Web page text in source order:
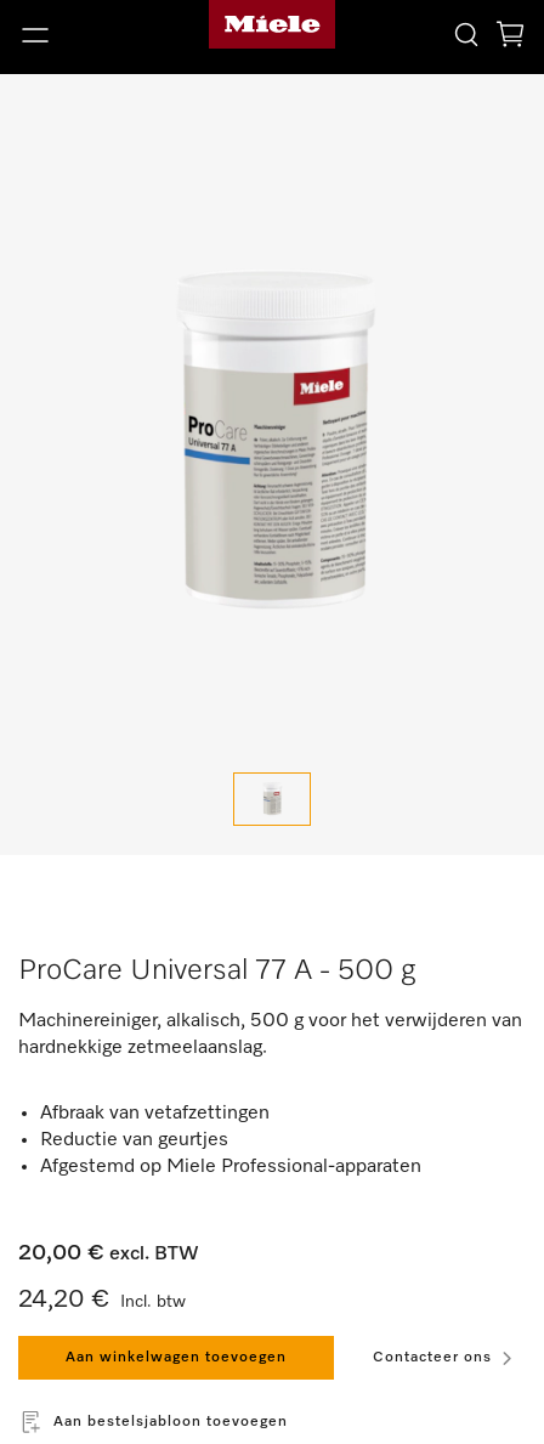
ProCare Universal 77 A - 500 g
Machinereiniger, alkalisch, 500 g voor het verwijderen van
hardnekkige zetmeelaanslag.
Afbraak van vetafzettingen
Reductie van geurtjes
Afgestemd op Miele Professional-apparaten
20,00 € excl. BTW
24,20 € Incl. btw
Aan winkelwagen toevoegen Contacteer ons
Aan bestelsjabloon toevoegen